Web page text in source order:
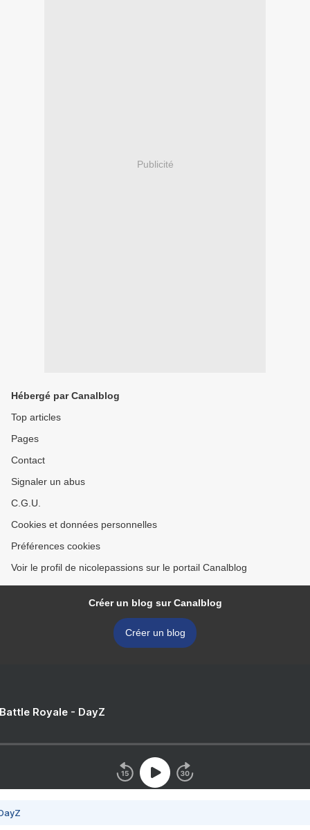
Publicité
Hébergé par Canalblog
Top articles
Pages
Contact
Signaler un abus
C.G.U.
Cookies et données personnelles
Préférences cookies
Voir le profil de nicolepassions sur le portail Canalblog
Créer un blog sur Canalblog
Créer un blog
Royale - DayZ